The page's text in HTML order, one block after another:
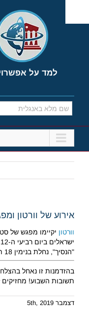
content
אירוע של וורטון
וורטון
"הנסיך", נחלת בנימין 18 תל אביב.
בהזדמנות זו נאחל
תשובות השבוע!
דצמבר 5th, 2019